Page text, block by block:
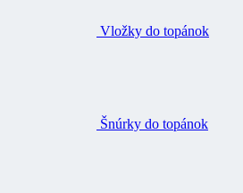
Vložky do topánok
Šnúrky do topánok